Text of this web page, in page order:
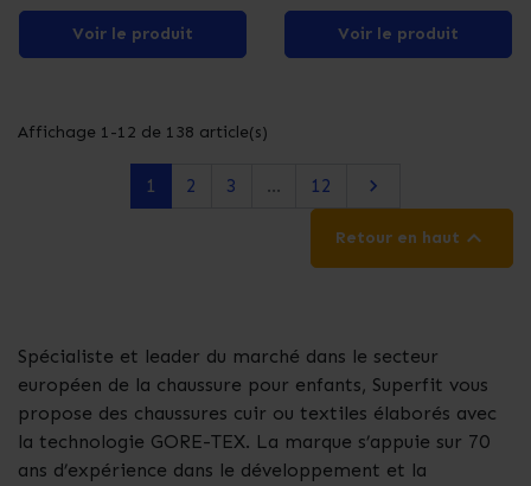
Voir le produit Voir le produit
Affichage 1-12 de 138 article(s)
1 2 3 … 12 Suivant

Retour en haut 
Spécialiste et leader du marché dans le secteur
européen de la chaussure pour enfants, Superfit vous
propose des chaussures cuir ou textiles élaborés avec
la technologie GORE-TEX. La marque s’appuie sur 70
ans d’expérience dans le développement et la